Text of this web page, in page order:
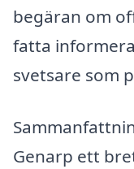
begäran om
fatta
svetsare som
Genarp ett